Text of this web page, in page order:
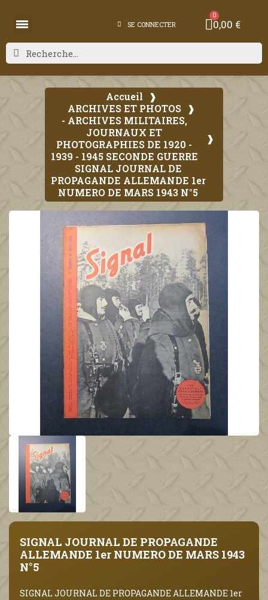
SE CONNECTER 0,00 €
Accueil
ARCHIVES ET PHOTOS
- ARCHIVES MILITAIRES,
JOURNAUX ET
PHOTOGRAPHIES DE 1920 -
1939 - 1945 SECONDE GUERRE
SIGNAL JOURNAL DE
PROPAGANDE ALLEMANDE 1er
NUMERO DE MARS 1943 N°5
SIGNAL JOURNAL DE PROPAGANDE
ALLEMANDE 1er NUMERO DE MARS 1943
N°5
SIGNAL JOURNAL DE PROPAGANDE ALLEMANDE 1er